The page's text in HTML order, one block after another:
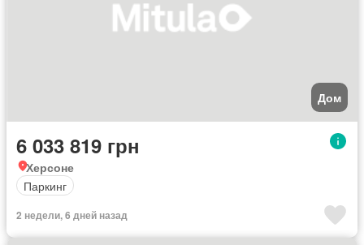
Дом
6 033 819 грн
Херсоне
Паркинг
2 недели, 6 дней назад